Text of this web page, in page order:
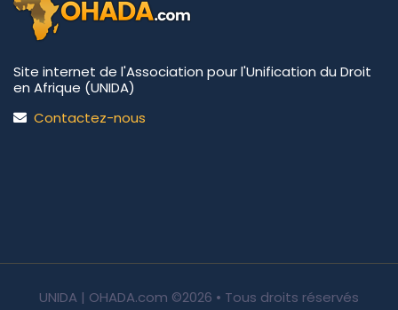
Site internet de l'Association pour l'Unification du Droit
en Afrique (UNIDA)
Contactez-nous
UNIDA | OHADA.com ©2026 • Tous droits réservés